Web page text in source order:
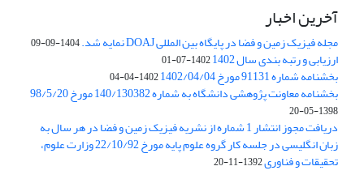
آخرین اخبار
مجله فیزیک زمین و فضا در پایگاه بین المللی DOAJ نمایه شد. 1404-09-09
ارزیابی و رتبه بندی سال 1402 1402-07-01
بخشنامه شماره 91131 مورخ 1402/04/04 1402-04-04
بخشنامه معاونت پژوهشی دانشگاه به شماره 140/130382 مورخ 98/5/20
1398-05-20
دریافت مجوز انتشار 1 شماره از نشریه فیزیک زمین و فضا در هر سال به
زبان انگلیسی در جلسه کار گروه علوم پایه مورخ 22/10/92 وزارت علوم،
تحقیقات و فناوری1392-11-20